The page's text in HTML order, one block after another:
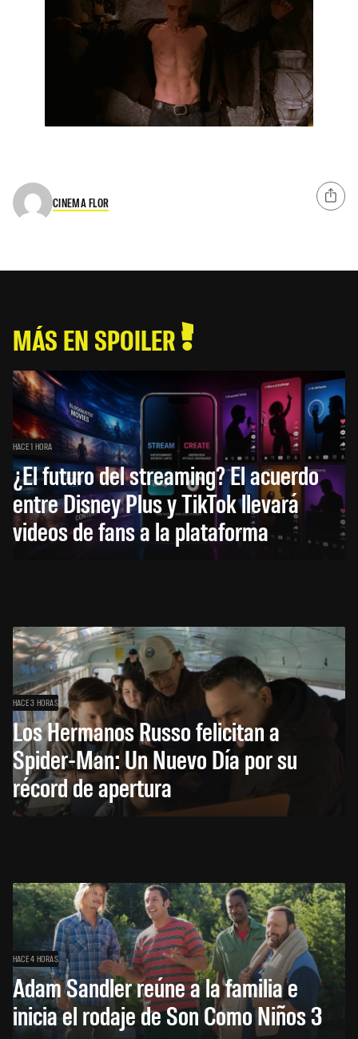
CINEMA FLOR
MÁS EN SPOILER
HACE 1 HORA
¿El futuro del streaming? El acuerdo
entre Disney Plus y TikTok llevará
videos de fans a la plataforma
HACE 3 HORAS
Los Hermanos Russo felicitan a
Spider-Man: Un Nuevo Día por su
récord de apertura
HACE 4 HORAS
Adam Sandler reúne a la familia e
inicia el rodaje de Son Como Niños 3